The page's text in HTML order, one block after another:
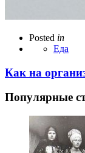
Posted in
Еда
Как на
Популярные